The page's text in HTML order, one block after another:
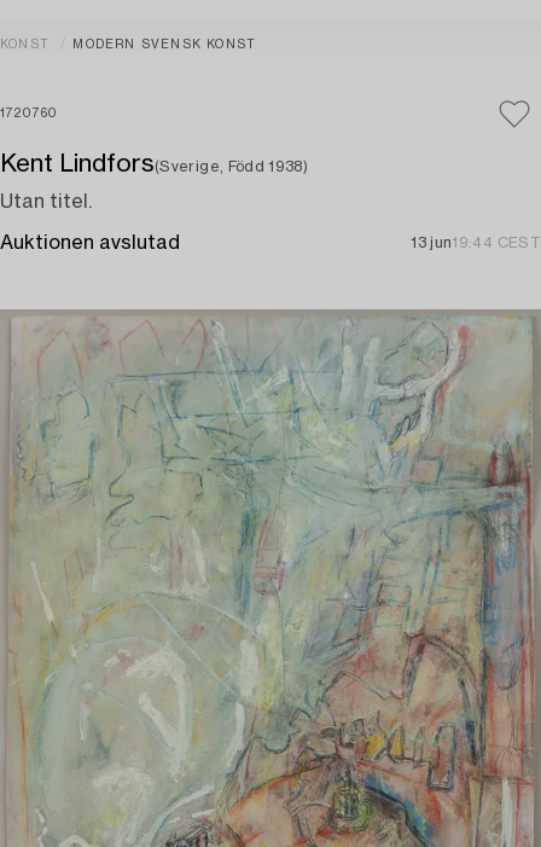
KONST MODERN SVENSK KONST
1720760
Kent Lindfors(Sverige, Född 1938)
Utan titel.
Auktionen avslutad 13 jun19:44 CEST